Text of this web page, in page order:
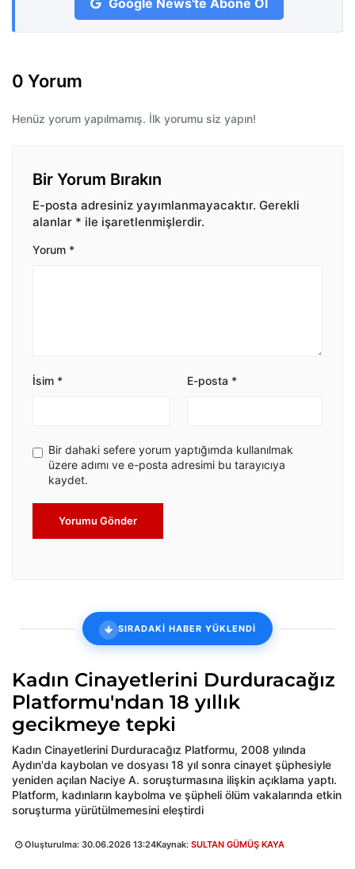
Google News'te Abone Ol
0 Yorum
Henüz yorum yapılmamış. İlk yorumu siz yapın!
Bir Yorum Bırakın
E-posta adresiniz yayımlanmayacaktır. Gerekli
alanlar * ile işaretlenmişlerdir.
Yorum *
İsim * E-posta *
Bir dahaki sefere yorum yaptığımda kullanılmak
üzere adımı ve e-posta adresimi bu tarayıcıya
kaydet.
Yorumu Gönder
SIRADAKİ HABER YÜKLENDİ
Kadın Cinayetlerini Durduracağız
Platformu'ndan 18 yıllık
gecikmeye tepki
Kadın Cinayetlerini Durduracağız Platformu, 2008 yılında
Aydın'da kaybolan ve dosyası 18 yıl sonra cinayet şüphesiyle
yeniden açılan Naciye A. soruşturmasına ilişkin açıklama yaptı.
Platform, kadınların kaybolma ve şüpheli ölüm vakalarında etkin
soruşturma yürütülmemesini eleştirdi
Oluşturulma: 30.06.2026 13:24Kaynak: SULTAN GÜMÜŞ KAYA